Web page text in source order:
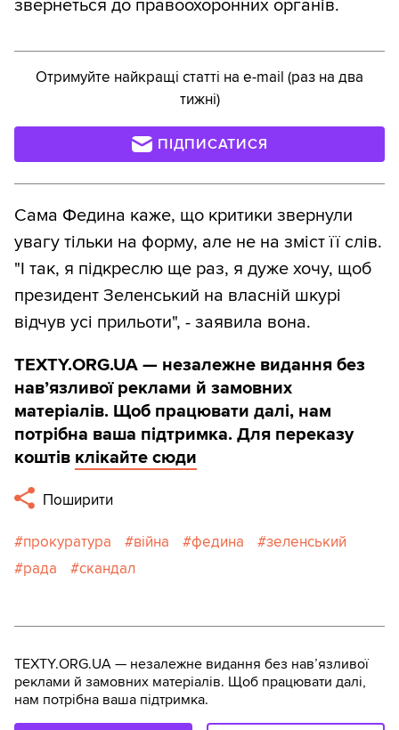
звернеться до правоохоронних органів.
Отримуйте найкращі статті на e-mail (раз на два
тижні)
ПІДПИСАТИСЯ
Сама Федина каже, що критики звернули
увагу тільки на форму, але не на зміст її слів.
"І так, я підкреслю ще раз, я дуже хочу, щоб
президент Зеленський на власній шкурі
відчув усі прильоти", - заявила вона.
TEXTY.ORG.UA — незалежне видання без
навʼязливої реклами й замовних
матеріалів. Щоб працювати далі, нам
потрібна ваша підтримка. Для переказу
коштів клікайте сюди
Поширити
прокуратура війна федина
зеленський
рада
скандал
TEXTY.ORG.UA — незалежне видання без навʼязливої
реклами й замовних матеріалів. Щоб працювати далі,
нам потрібна ваша підтримка.